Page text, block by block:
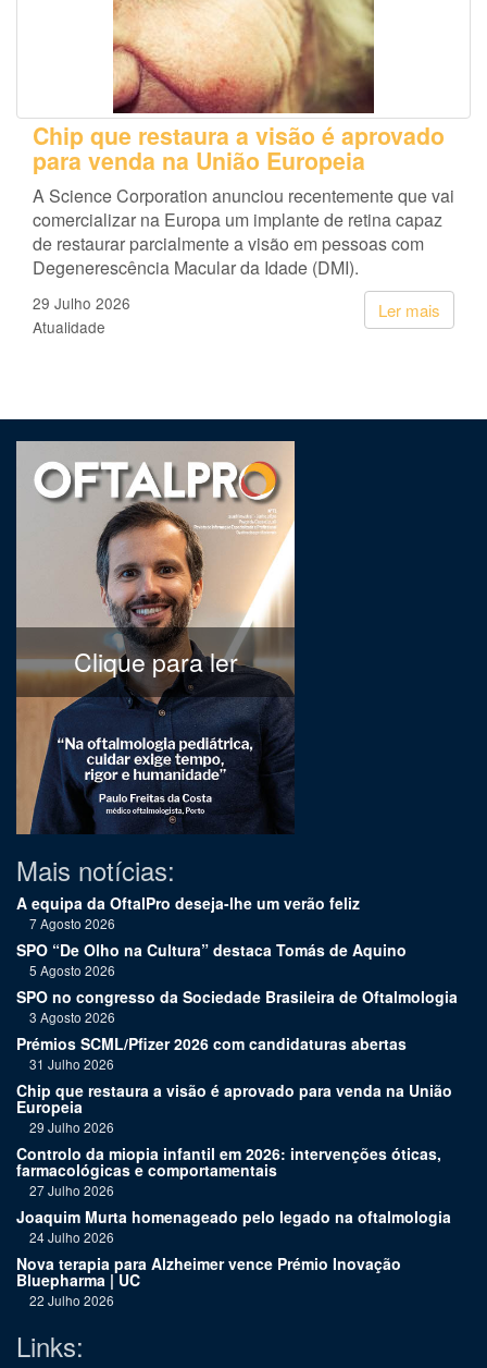
Chip que restaura a visão é aprovado
para venda na União Europeia
A Science Corporation anunciou recentemente que vai
comercializar na Europa um implante de retina capaz
de restaurar parcialmente a visão em pessoas com
Degenerescência Macular da Idade (DMI).
Ler mais
29 Julho 2026
Atualidade
Clique para ler
Mais notícias:
A equipa da OftalPro deseja-lhe um verão feliz
7 Agosto 2026
SPO “De Olho na Cultura” destaca Tomás de Aquino
5 Agosto 2026
SPO no congresso da Sociedade Brasileira de Oftalmologia
3 Agosto 2026
Prémios SCML/Pfizer 2026 com candidaturas abertas
31 Julho 2026
Chip que restaura a visão é aprovado para venda na União
Europeia
29 Julho 2026
Controlo da miopia infantil em 2026: intervenções óticas,
farmacológicas e comportamentais
27 Julho 2026
Joaquim Murta homenageado pelo legado na oftalmologia
24 Julho 2026
Nova terapia para Alzheimer vence Prémio Inovação
Bluepharma | UC
22 Julho 2026
Links: